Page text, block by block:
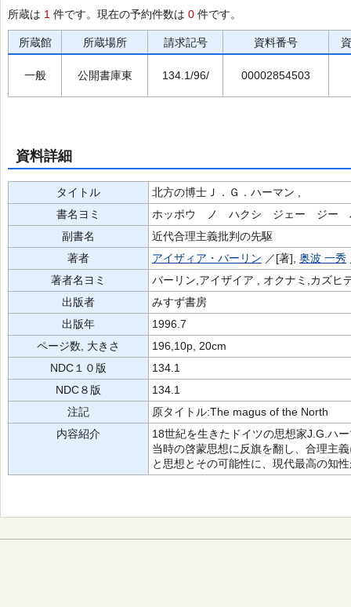
所蔵は 1 件です。現在の予約件数は 0 件です。
所蔵館 所蔵場所 請求記号 資料番号
一般 公開書庫東 134.1/96/ 00002854503
資料詳細
タイトル
北方の博士Ｊ．Ｇ．ハーマン ,
書名ヨミ
ホッポウ ノ ハクシ ジェー ジー
副書名
近代合理主義批判の先駆
著者
アイザィア・バーリン ／[著], 奥波 一秀
著者名ヨミ
バーリン,アイザイア , オクナミ,カズヒ
出版者
みすず書房
出版年
1996.7
ページ数, 大きさ
196,10p, 20cm
NDC１０版
134.1
NDC８版
134.1
注記
原タイトル:The magus of the North
内容紹介
18世紀を生きたドイツの思想家J.G.ハ
当時の啓蒙思想に反旗を翻し、合理主
と思想とその可能性に、現代最高の知